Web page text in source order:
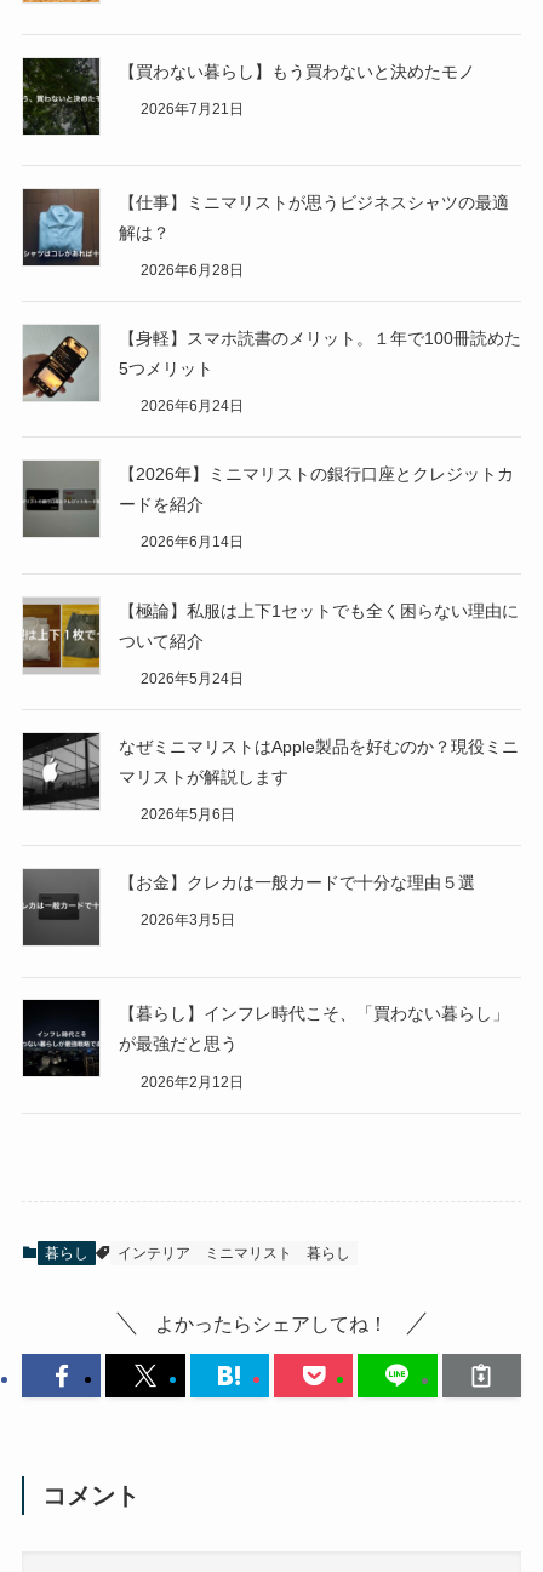
【買わない暮らし】もう買わないと決めたモノ
2026年7月21日
【仕事】ミニマリストが思うビジネスシャツの最適
解は？
2026年6月28日
【身軽】スマホ読書のメリット。１年で100冊読めた
5つメリット
2026年6月24日
【2026年】ミニマリストの銀行口座とクレジットカ
ードを紹介
2026年6月14日
【極論】私服は上下1セットでも全く困らない理由に
ついて紹介
2026年5月24日
なぜミニマリストはApple製品を好むのか？現役ミニ
マリストが解説します
2026年5月6日
【お金】クレカは一般カードで十分な理由５選
2026年3月5日
【暮らし】インフレ時代こそ、「買わない暮らし」
が最強だと思う
2026年2月12日
暮らし インテリア ミニマリスト 暮らし
よかったらシェアしてね！
コメント